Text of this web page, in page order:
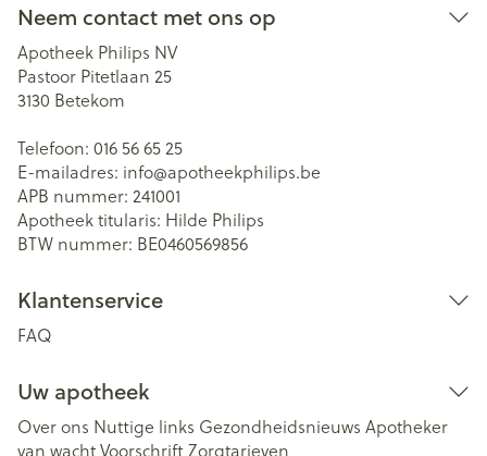
Neem contact met ons op
Apotheek Philips NV
Pastoor Pitetlaan 25
3130 Betekom
Telefoon: 016 56 65 25
E-mailadres: info@apotheekphilips.be
APB nummer: 241001
Apotheek titularis: Hilde Philips
BTW nummer: BE0460569856
Klantenservice
FAQ
Uw apotheek
Over ons Nuttige links Gezondheidsnieuws Apotheker
van wachtVoorschriftZorgtarieven